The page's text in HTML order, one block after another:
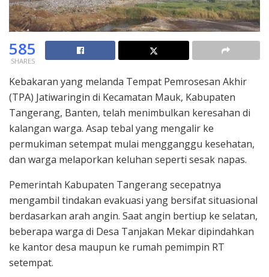
585
SHARES
Kebakaran yang melanda Tempat Pemrosesan Akhir
(TPA) Jatiwaringin di Kecamatan Mauk, Kabupaten
Tangerang, Banten, telah menimbulkan keresahan di
kalangan warga. Asap tebal yang mengalir ke
permukiman setempat mulai mengganggu kesehatan,
dan warga melaporkan keluhan seperti sesak napas.
Pemerintah Kabupaten Tangerang secepatnya
mengambil tindakan evakuasi yang bersifat situasional
berdasarkan arah angin. Saat angin bertiup ke selatan,
beberapa warga di Desa Tanjakan Mekar dipindahkan
ke kantor desa maupun ke rumah pemimpin RT
setempat.